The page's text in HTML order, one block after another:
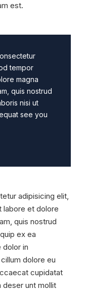
est.
tempor
magna
quis nostrud
nisi ut
see you
adipisicing elit,
labore et dolore
quis nostrud
ex ea
dolor in
dolore eu
cupidatat
deser unt mollit